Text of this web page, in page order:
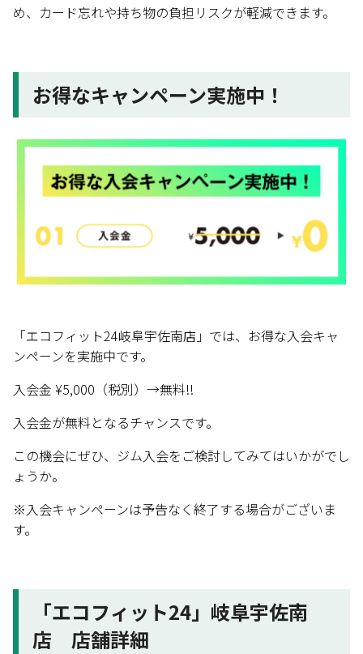
め、カード忘れや持ち物の負担リスクが軽減できます。
お得なキャンペーン実施中！
「エコフィット24岐阜宇佐南店」では、お得な入会キャ
ンペーンを実施中です。
入会金 ¥5,000（税別）→無料!!
入会金が無料となるチャンスです。
この機会にぜひ、ジム入会をご検討してみてはいかがでし
ょうか。
※入会キャンペーンは予告なく終了する場合がございま
す。
「エコフィット24」岐阜宇佐南
店 店舗詳細